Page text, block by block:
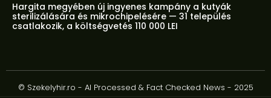
Hargita megyében új ingyenes kampány a kutyák
sterilizálására és mikrochipelésére — 31 település
csatlakozik, a költségvetés 110 000 LEI
© Szekelyhir.ro - AI Processed & Fact Checked News - 2025